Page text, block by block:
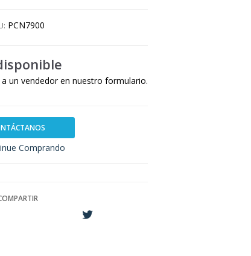
PCN7900
un vendedor en nuestro formulario.
Comprando